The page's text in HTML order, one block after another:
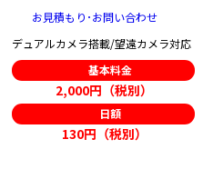
お見積もり･お問い合わせ
デュアルカメラ搭載/望遠カメラ対応
基本料金
2,000円（税別）
日額
130円（税別）